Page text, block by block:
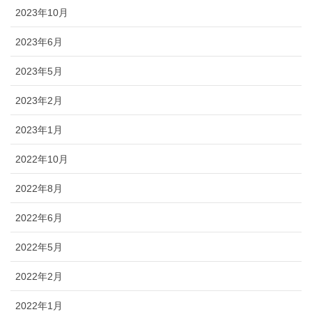
2023年10月
2023年6月
2023年5月
2023年2月
2023年1月
2022年10月
2022年8月
2022年6月
2022年5月
2022年2月
2022年1月